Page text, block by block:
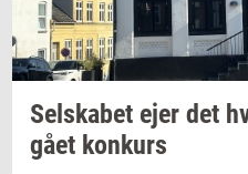
Sel­ska­bet ejer det
gået kon­kurs